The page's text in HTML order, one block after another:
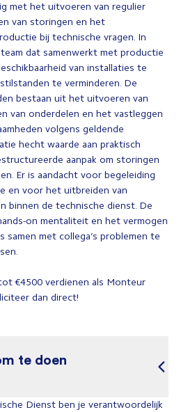
met het uitvoeren van regulier
van storingen en het
bij technische vragen. In
dat samenwerkt met productie
van installaties te
te verminderen. De
bestaan uit het uitvoeren van
van onderdelen en het vastleggen
volgens geldende
hecht waarde aan praktisch
aanpak om storingen
Er is aandacht voor begeleiding
en voor het uitbreiden van
binnen de technische dienst. De
on mentaliteit en het vermogen
samen met collega’s problemen te
€4500 verdienen als Monteur
dan direct!
te doen
Dienst ben je verantwoordelijk